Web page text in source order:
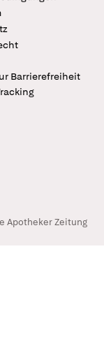
Barrierefreiheit
Apotheker Zeitung